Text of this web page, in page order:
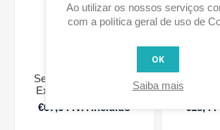
Sensor de Movimento
Exterior com suporte
magnético e rebordo
redondo Philio
€67,64 IVA incluido
Suporte
Ao utilizar os nossos serviços
com a política geral de uso de
OK
Saiba mais